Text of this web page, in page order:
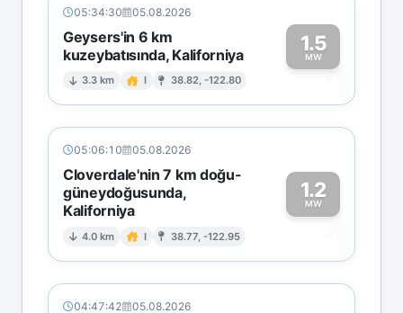
05:34:30 05.08.2026
Geysers'in 6 km
kuzeybatısında, Kaliforniya
3.3 km I 38.82, -122.80
1.5
MW1
05:06:10 05.08.2026
Cloverdale'nin 7 km doğu-
güneydoğusunda,
Kaliforniya
4.0 km I 38.77, -122.95
1.2
MW
1
04:47:42 05.08.2026